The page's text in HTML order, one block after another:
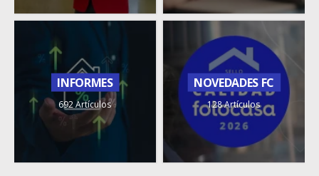
INFORMES
692 Artículos
NOVEDADES FC
128 Artículos